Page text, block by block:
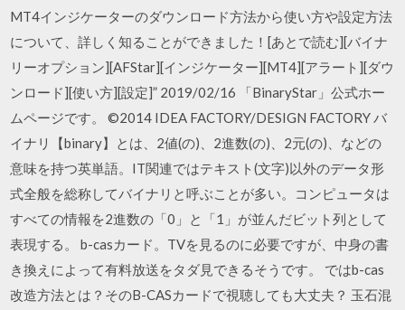
MT4インジケーターのダウンロード方法から使い方や設定方法
について、詳しく知ることができました！[あとで読む][バイナ
リーオプション][AFStar][インジケーター][MT4][アラート][ダウ
ンロード][使い方][設定]” 2019/02/16 「BinaryStar」公式ホー
ムページです。 ©2014 IDEA FACTORY/DESIGN FACTORY バ
イナリ【binary】とは、2値(の)、2進数(の)、2元(の)、などの
意味を持つ英単語。IT関連ではテキスト(文字)以外のデータ形
式全般を総称してバイナリと呼ぶことが多い。コンピュータは
すべての情報を2進数の「0」と「1」が並んだビット列として
表現する。 b-casカード。TVを見るのに必要ですが、中身の書
き換えによって有料放送をタダ見できるそうです。 ではb-cas
改造方法とは？そのB-CASカードで視聴しても大丈夫？ 玉石混